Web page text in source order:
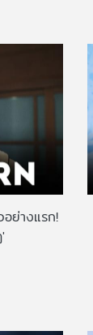
ย่างแรก!